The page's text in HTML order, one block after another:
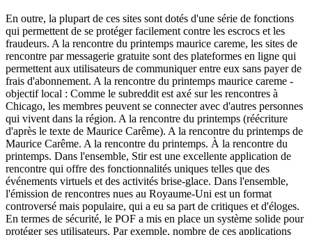
En outre, la plupart de ces sites sont dotés d'une série de fonctions
qui permettent de se protéger facilement contre les escrocs et les
fraudeurs. A la rencontre du printemps maurice careme, les sites de
rencontre par messagerie gratuite sont des plateformes en ligne qui
permettent aux utilisateurs de communiquer entre eux sans payer de
frais d'abonnement. A la rencontre du printemps maurice careme -
objectif local : Comme le subreddit est axé sur les rencontres à
Chicago, les membres peuvent se connecter avec d'autres personnes
qui vivent dans la région. A la rencontre du printemps (réécriture
d'après le texte de Maurice Carême). A la rencontre du printemps de
Maurice Carême. A la rencontre du printemps. À la rencontre du
printemps. Dans l'ensemble, Stir est une excellente application de
rencontre qui offre des fonctionnalités uniques telles que des
événements virtuels et des activités brise-glace. Dans l'ensemble,
l'émission de rencontres nues au Royaume-Uni est un format
controversé mais populaire, qui a eu sa part de critiques et d'éloges.
En termes de sécurité, le POF a mis en place un système solide pour
protéger ses utilisateurs. Par exemple, nombre de ces applications